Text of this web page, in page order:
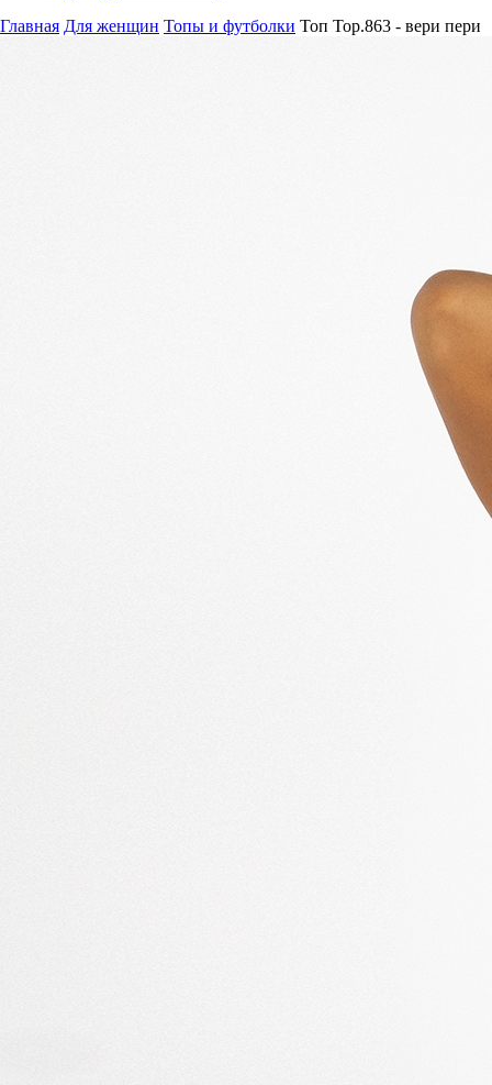
Главная Для женщин Топы и футболки Топ Top.863 - вери пери